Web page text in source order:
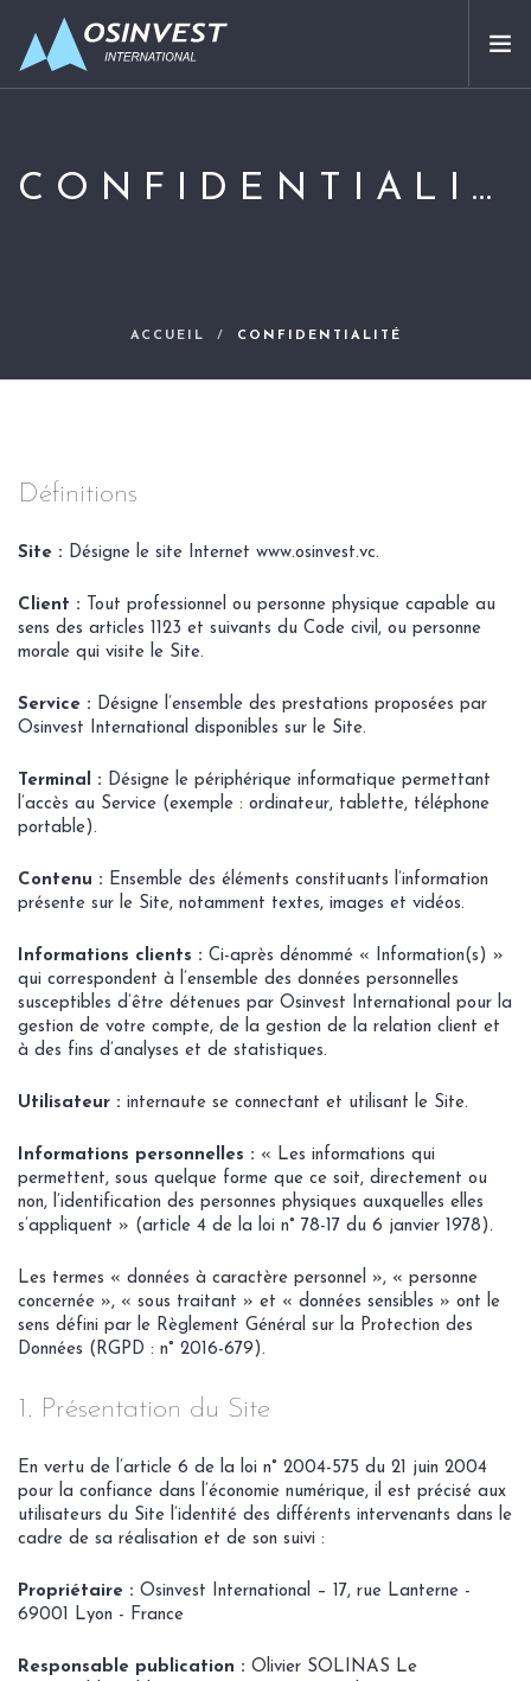
NOUS CONNAÎTRE CONFIDENTIALITÉ
ACCUEIL CONFIDENTIALITÉ
Définitions
Site : Désigne le site Internet www.osinvest.vc.
Client : Tout professionnel ou personne physique capable au
sens des articles 1123 et suivants du Code civil, ou personne
morale qui visite le Site.
Service : Désigne l’ensemble des prestations proposées par
Osinvest International disponibles sur le Site.
Terminal : Désigne le périphérique informatique permettant
l’accès au Service (exemple : ordinateur, tablette, téléphone
portable).
Contenu : Ensemble des éléments constituants l’information
présente sur le Site, notamment textes, images et vidéos.
Informations clients : Ci-après dénommé « Information(s) »
qui correspondent à l’ensemble des données personnelles
susceptibles d’être détenues par Osinvest International pour la
gestion de votre compte, de la gestion de la relation client et
à des fins d’analyses et de statistiques.
Utilisateur : internaute se connectant et utilisant le Site.
Informations personnelles : « Les informations qui
permettent, sous quelque forme que ce soit, directement ou
non, l’identification des personnes physiques auxquelles elles
s’appliquent » (article 4 de la loi n° 78-17 du 6 janvier 1978).
Les termes « données à caractère personnel », « personne
concernée », « sous traitant » et « données sensibles » ont le
sens défini par le Règlement Général sur la Protection des
Données (RGPD : n° 2016-679).
1. Présentation du Site
En vertu de l’article 6 de la loi n° 2004-575 du 21 juin 2004
pour la confiance dans l’économie numérique, il est précisé aux
utilisateurs du Site l’identité des différents intervenants dans le
cadre de sa réalisation et de son suivi :
Propriétaire : Osinvest International – 17, rue Lanterne -
69001 Lyon - France
Responsable publication : Olivier SOLINAS Le